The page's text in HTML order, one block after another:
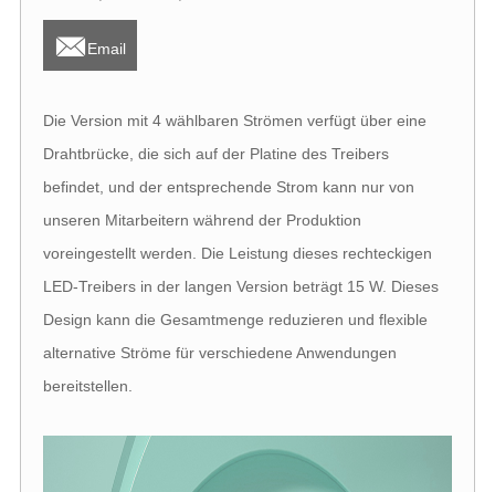
Email
Die Version mit 4 wählbaren Strömen verfügt über eine
Drahtbrücke, die sich auf der Platine des Treibers
befindet, und der entsprechende Strom kann nur von
unseren Mitarbeitern während der Produktion
voreingestellt werden. Die Leistung dieses rechteckigen
LED-Treibers in der langen Version beträgt 15 W. Dieses
Design kann die Gesamtmenge reduzieren und flexible
alternative Ströme für verschiedene Anwendungen
bereitstellen.